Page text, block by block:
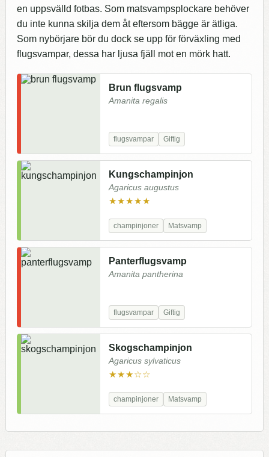
en uppsvälld fotbas. Som matsvampsplockare behöver
du inte kunna skilja dem åt eftersom bägge är ätliga.
Som nybörjare bör du dock se upp för förväxling med
flugsvampar, dessa har ljusa fjäll mot en mörk hatt.
Brun flugsvamp
Amanita regalis
flugsvampar Giftig
Kungschampinjon
Agaricus augustus
★★★★★
champinjoner Matsvamp
Panterflugsvamp
Amanita pantherina
flugsvampar Giftig
Skogschampinjon
Agaricus sylvaticus
★★★☆☆
champinjoner Matsvamp